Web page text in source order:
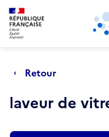
Aller au menu principal
Retour
laveur de
Retour au début de la
Panneau de gestion des